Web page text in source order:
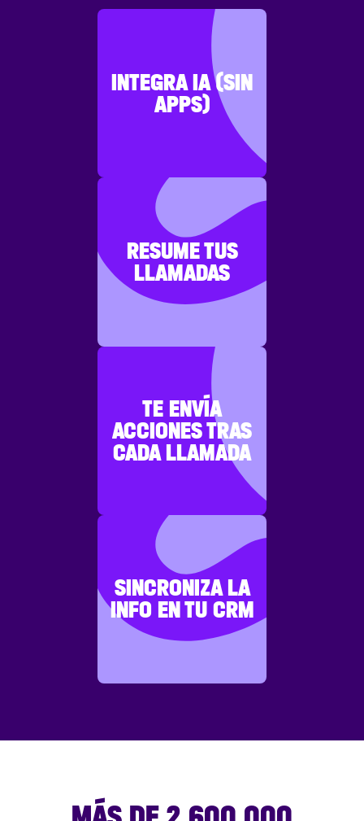
INTEGRA IA (SIN
APPS)
RESUME TUS
LLAMADAS
TE ENVÍA
ACCIONES TRAS
CADA LLAMADA
SINCRONIZA LA
INFO EN TU CRM